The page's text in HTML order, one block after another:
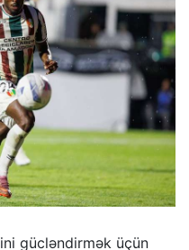
gücləndirmək üçün